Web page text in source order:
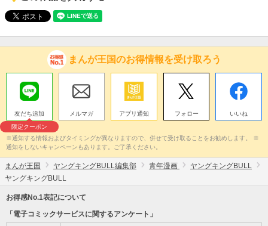
まんが王国のお得情報を受け取ろう
友だち追加
限定クーポン
メルマガ アプリ通知 フォロー いいね
※通知する情報およびタイミングが異なりますので、併せて受け取ることをお勧めします。 ※
通知をしないキャンペーンもあります。ご了承ください。
まんが王国 ヤングキングBULL編集部 青年漫画
ヤングキングBULL
ヤングキングBULL
お得感No.1表記について
「電子コミックサービスに関するアンケート」